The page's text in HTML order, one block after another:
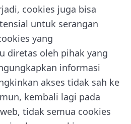
cookies juga bisa
untuk serangan
yang
diretas oleh pihak yang
informasi
akses tidak sah ke
kembali lagi pada
tidak semua cookies